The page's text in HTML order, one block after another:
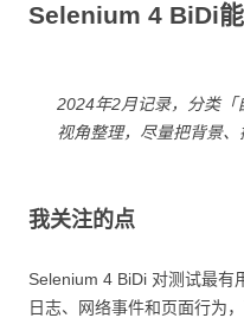
Selenium 4 BiDi
2024年2月记录，分类「
视角整理，尽量把背景、
我关注的点
Selenium 4 BiDi 对测试最有
日志、网络事件和页面行为